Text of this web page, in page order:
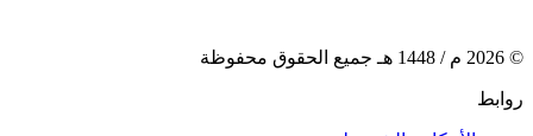
©
2026 م / 1448 هـ جميع الحقوق محفوظة
روابط